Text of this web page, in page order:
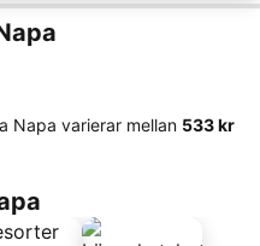
Napa varierar mellan ‎533 kr